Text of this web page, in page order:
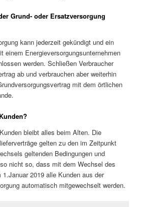
Grund- oder Ersatzversorgung
kann jederzeit gekündigt und ein
einem Energieversorgungsunternehmen
werden. Schließen Verbraucher
ab und verbrauchen aber weiterhin
mit dem örtlichen
bleibt alles beim Alten. Die
gelten zu den im Zeitpunkt
geltenden Bedingungen und
nicht so, dass mit dem Wechsel des
2019 alle Kunden aus der
automatisch mitgewechselt werden.